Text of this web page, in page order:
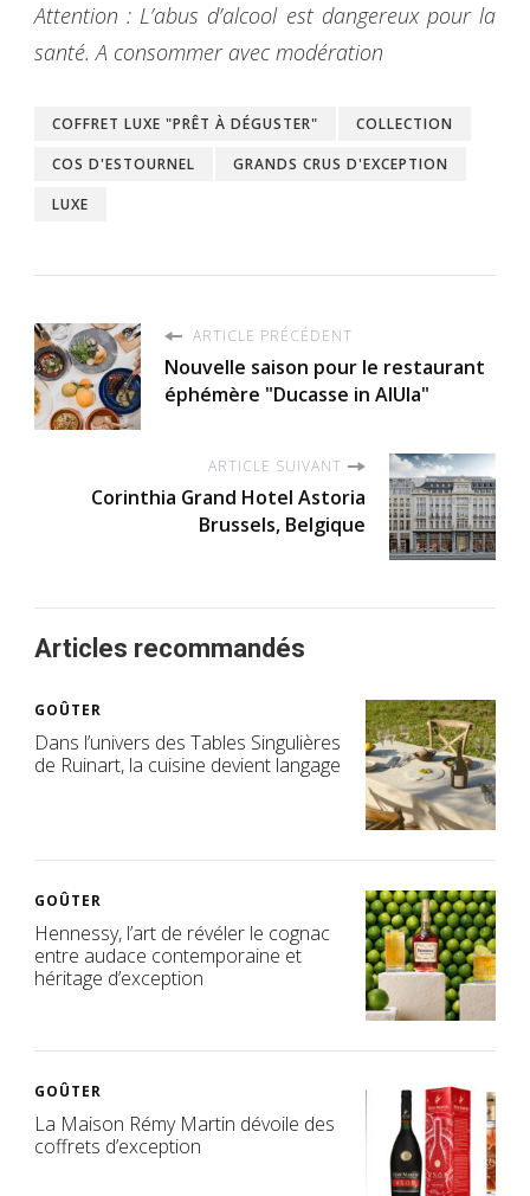
Attention : L’abus d’alcool est dangereux pour la
santé. A consommer avec modération
COFFRET LUXE "PRÊT À DÉGUSTER"
COLLECTION
COS D'ESTOURNEL
GRANDS CRUS D'EXCEPTION
LUXE
ARTICLE PRÉCÉDENT
Nouvelle saison pour le restaurant
éphémère "Ducasse in AlUla"
ARTICLE SUIVANT
Corinthia Grand Hotel Astoria
Brussels, Belgique
Articles recommandés
GOÛTER
Dans l’univers des Tables Singulières
de Ruinart, la cuisine devient langage
GOÛTER
Hennessy, l’art de révéler le cognac
entre audace contemporaine et
héritage d’exception
GOÛTER
La Maison Rémy Martin dévoile des
coffrets d’exception